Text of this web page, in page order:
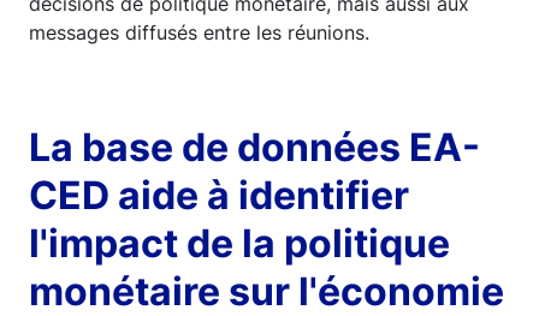
messages diffusés entre les réunions.
La base de données EA-
CED aide à identifier
l'impact de la politique
monétaire sur l'économie